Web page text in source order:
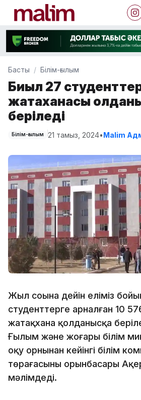
Басты Білім-ғылым
Биыл 27
жатақханасы
беріледі
Білім-ғылым 21 тамыз, 2024•Malim
Жыл соңына дейін еліміз
студенттерге арналған 10
жатақхана қолданысқа
Ғылым және жоғары білім
оқу орнынан кейінгі білім
төрағасының орынбасары
мәлімдеді.